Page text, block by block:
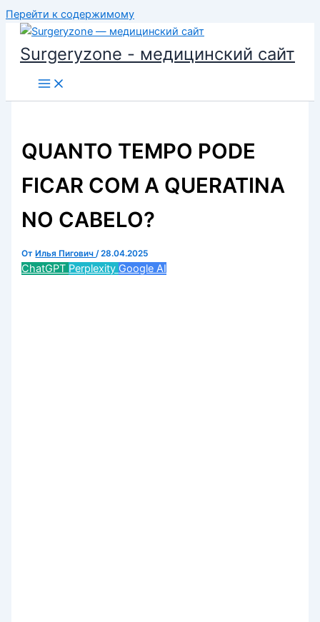
Перейти к содержимому
Surgeryzone - медицинский сайт
QUANTO TEMPO PODE
FICAR COM A QUERATINA
NO CABELO?
От Илья Пигович/28.04.2025
ChatGPT Perplexity Google AI